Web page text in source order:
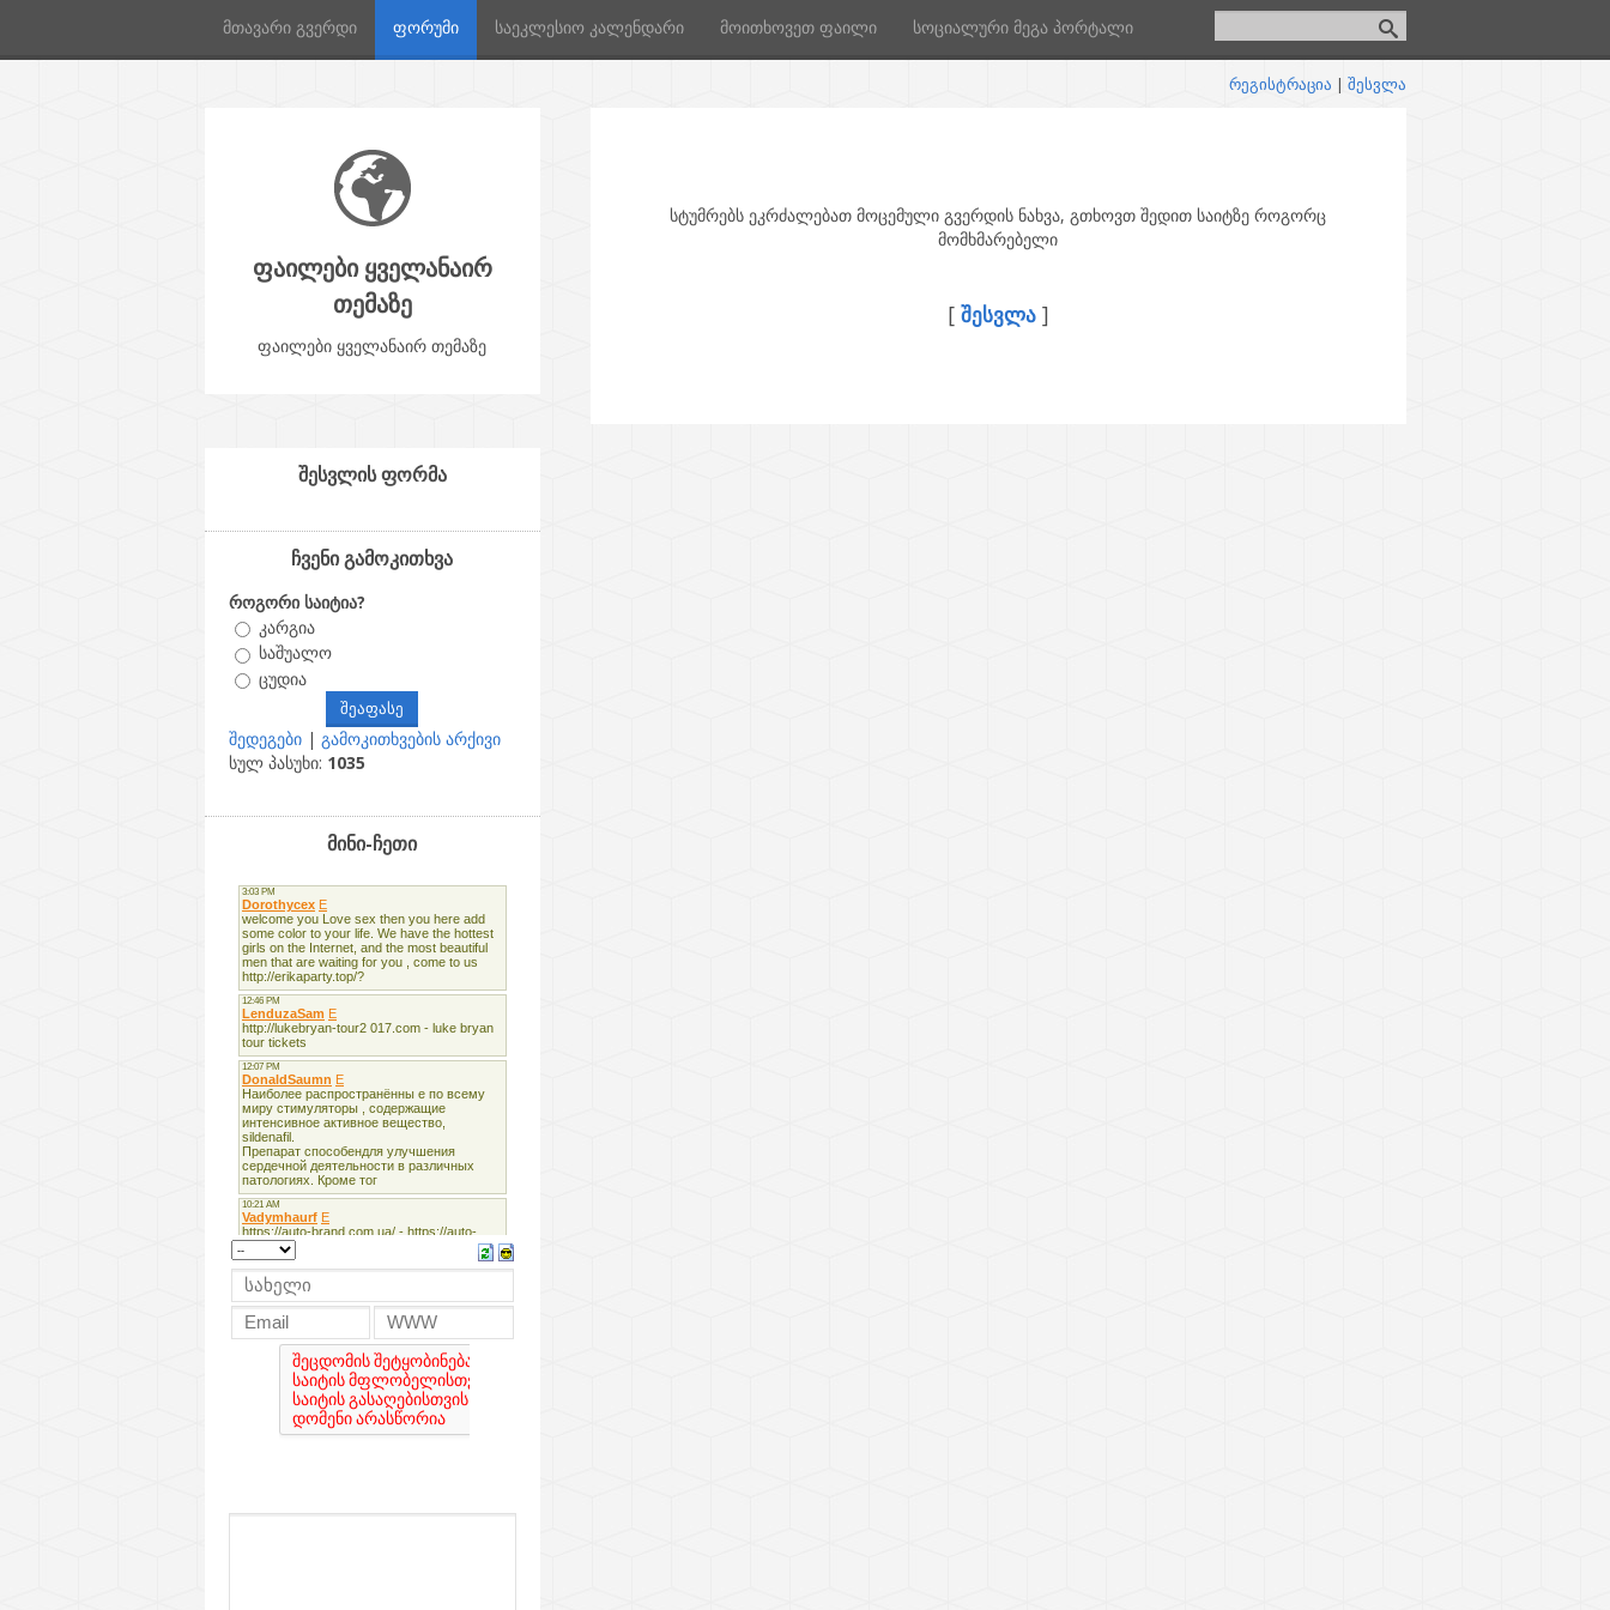
მთავარი გვერდი ფორუმი საეკლესიო კალენდარი მოითხოვეთ ფაილი სოციალური მეგა პორტალი
რეგისტრაცია | შესვლა
ფაილები ყველანაირ
თემაზე
ფაილები ყველანაირ თემაზე
სტუმრებს ეკრძალებათ მოცემული გვერდის ნახვა, გთხოვთ შედით საიტზე როგორც
მომხმარებელი
[ ᲨᲔᲡᲕᲚᲐ]
შესვლის ფორმა
ჩვენი გამოკითხვა
როგორი საიტია?
კარგია
საშუალო
ცუდია
შედეგები| გამოკითხვების არქივი
სულ პასუხი: 1035
მინი-ჩეთი